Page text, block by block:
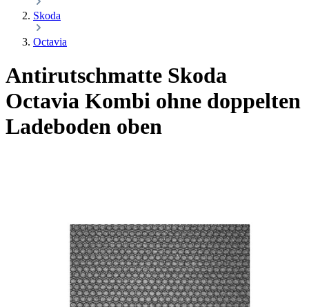
Skoda
Octavia
Antirutschmatte Skoda
Octavia Kombi ohne doppelten
Ladeboden oben